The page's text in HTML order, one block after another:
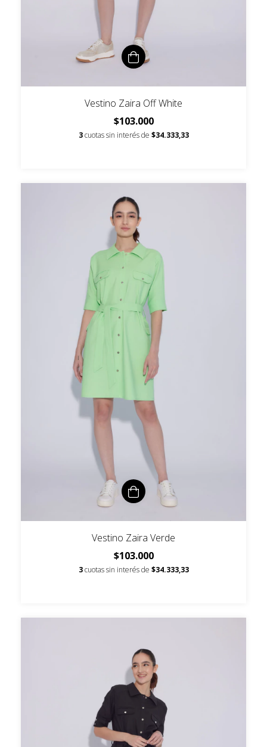
Vestino Zaira Off White
$103.000
3 cuotas sin interés de $34.333,33
Vestino Zaira Verde
$103.000
3 cuotas sin interés de $34.333,33